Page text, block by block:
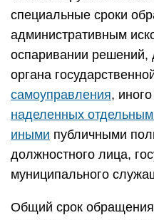
специальные сроки
административным
оспаривании решений,
органа
самоуправления,
наделенных
иными публичными
должностного лица,
муниципального
Общий срок